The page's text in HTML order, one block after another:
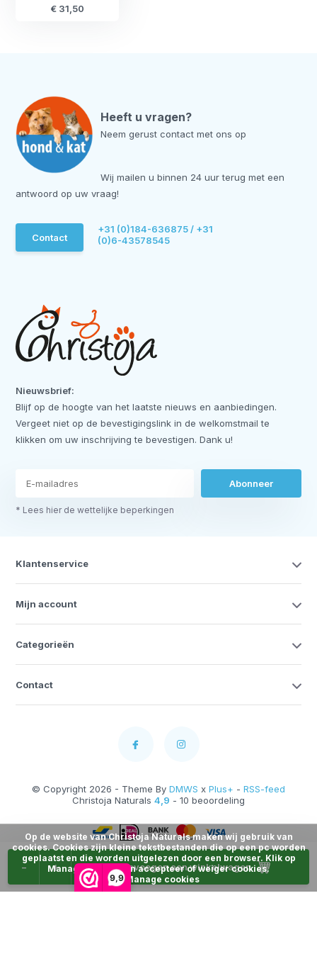
9,9
+
- Toevoegen aan winkelwagen
€ 31,50
Heeft u vragen?
Neem gerust contact met ons op
Wij mailen u binnen 24 uur terug met een
antwoord op uw vraag!
Contact
+31 (0)184-636875 / +31
(0)6-43578545
Nieuwsbrief:
Blijf op de hoogte van het laatste nieuws en aanbiedingen.
Vergeet niet op de bevestigingslink in de welkomstmail te
klikken om uw inschrijving te bevestigen. Dank u!
Abonneer
* Lees hier de wettelijke beperkingen
Klantenservice
Mijn account
Categorieën
Contact
© Copyright 2026 - Theme By DMWS x Plus+ - RSS-feed
Christoja Naturals 4,9 - 10 beoordeling
Op de website van Christoja Naturals maken wij gebruik van
cookies. Cookies zijn kleine tekstbestanden die op een pc worden
geplaatst en die worden uitgelezen door een browser. Klik op
Manage Cookies en accepteer of weiger cookies.
Manage cookies